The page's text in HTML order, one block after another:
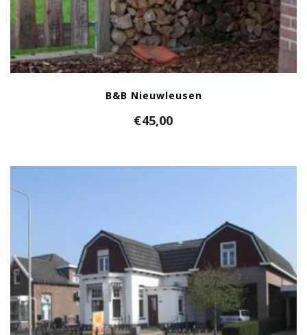
B&B Nieuwleusen
€45,00